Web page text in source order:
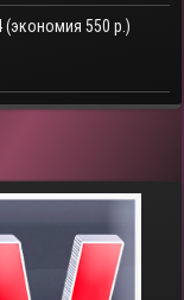
(экономия 550 р.)